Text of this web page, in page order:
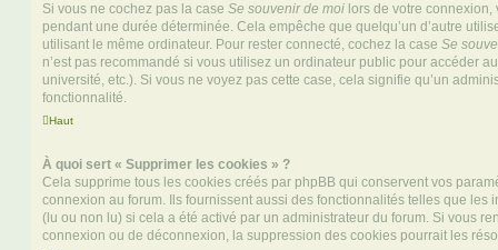
Si vous ne cochez pas la case Se souvenir de moi lors de votre
pendant une durée déterminée. Cela empêche que quelqu’un d’autre
utilisant le même ordinateur. Pour rester connecté, cochez la case Se
n’est pas recommandé si vous utilisez un ordinateur public pour accéder
université, etc.). Si vous ne voyez pas cette case, cela signifie qu’un
fonctionnalité.
Haut
À quoi sert « Supprimer les cookies » ?
Cela supprime tous les cookies créés par phpBB qui conservent vos
connexion au forum. Ils fournissent aussi des fonctionnalités telles que les
(lu ou non lu) si cela a été activé par un administrateur du forum. Si vous
connexion ou de déconnexion, la suppression des cookies pourrait les